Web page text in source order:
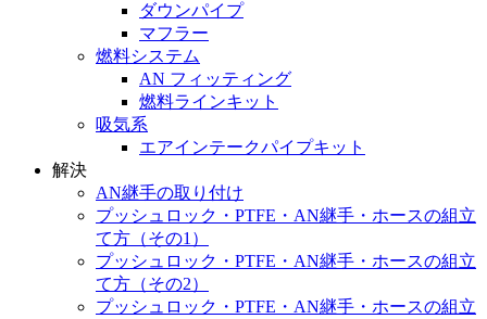
ダウンパイプ
マフラー
燃料システム
AN フィッティング
燃料ラインキット
吸気系
エアインテークパイプキット
解決
AN継手の取り付け
プッシュロック・PTFE・AN継手・ホースの組立
て方（その1）
プッシュロック・PTFE・AN継手・ホースの組立
て方（その2）
プッシュロック・PTFE・AN継手・ホースの組立